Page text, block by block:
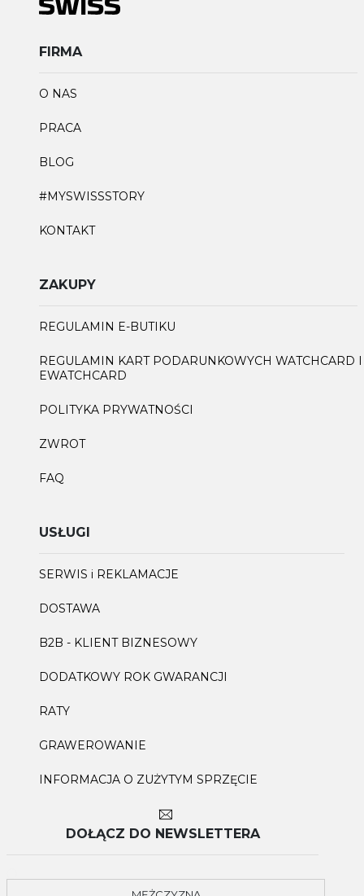
FIRMA
O NAS
PRACA
BLOG
#MYSWISSSTORY
KONTAKT
ZAKUPY
REGULAMIN E-BUTIKU
REGULAMIN KART PODARUNKOWYCH WATCHCARD I
EWATCHCARD
POLITYKA PRYWATNOŚCI
ZWROT
FAQ
USŁUGI
SERWIS i REKLAMACJE
DOSTAWA
B2B - KLIENT BIZNESOWY
DODATKOWY ROK GWARANCJI
RATY
GRAWEROWANIE
INFORMACJA O ZUŻYTYM SPRZĘCIE
DOŁĄCZ DO NEWSLETTERA